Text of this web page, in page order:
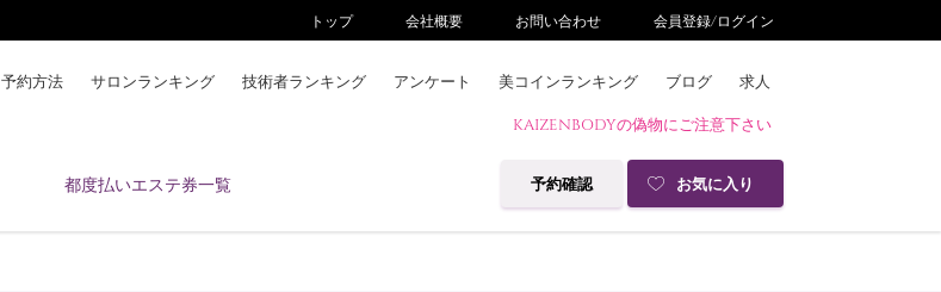
トップ 会社概要 お問い合わせ 会員登録/ログイン
予約方法 サロンランキング 技術者ランキング アンケート 美コインランキング ブログ 求人
KAIZENBODYの偽物にご注意下さい
都度払いエステ券一覧 予約確認 お気に入り
お支払い方法
予約方法